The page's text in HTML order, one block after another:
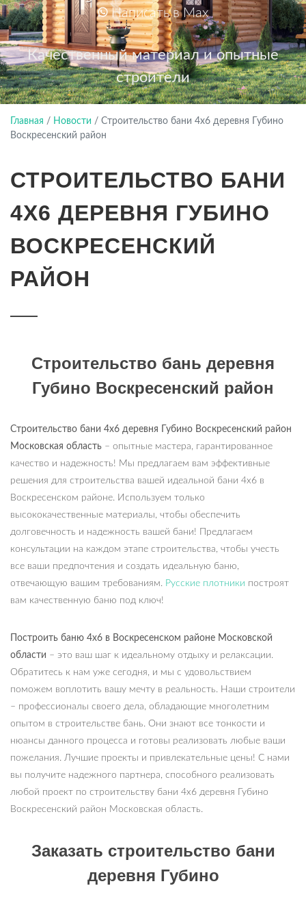
Написать в Max
Качественный материал и опытные
строители
Главная / Новости / Строительство бани 4х6 деревня Губино
Воскресенский район
СТРОИТЕЛЬСТВО БАНИ
4Х6 ДЕРЕВНЯ ГУБИНО
ВОСКРЕСЕНСКИЙ
РАЙОН
Строительство бань деревня
Губино Воскресенский район
Строительство бани 4х6 деревня Губино Воскресенский район
Московская область – опытные мастера, гарантированное
качество и надежность! Мы предлагаем вам эффективные
решения для строительства вашей идеальной бани 4х6 в
Воскресенском районе. Используем только
высококачественные материалы, чтобы обеспечить
долговечность и надежность вашей бани! Предлагаем
консультации на каждом этапе строительства, чтобы учесть
все ваши предпочтения и создать идеальную баню,
отвечающую вашим требованиям. Русские плотники построят
вам качественную баню под ключ!
Построить баню 4х6 в Воскресенском районе Московской
области – это ваш шаг к идеальному отдыху и релаксации.
Обратитесь к нам уже сегодня, и мы с удовольствием
поможем воплотить вашу мечту в реальность. Наши строители
– профессионалы своего дела, обладающие многолетним
опытом в строительстве бань. Они знают все тонкости и
нюансы данного процесса и готовы реализовать любые ваши
пожелания. Лучшие проекты и привлекательные цены! С нами
вы получите надежного партнера, способного реализовать
любой проект по строительству бани 4х6 деревня Губино
Воскресенский район Московская область.
Заказать строительство бани
деревня Губино